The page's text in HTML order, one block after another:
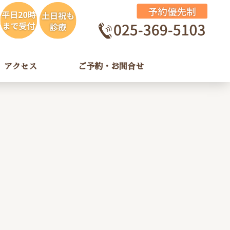
アクセス ご予約・お問合せ